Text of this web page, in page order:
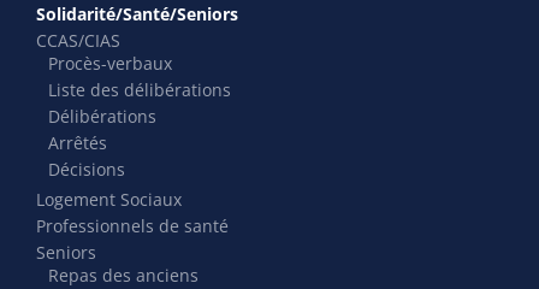
Solidarité/Santé/Seniors
CCAS/CIAS
Procès-verbaux
Liste des délibérations
Délibérations
Arrêtés
Décisions
Logement Sociaux
Professionnels de santé
Seniors
Repas des anciens